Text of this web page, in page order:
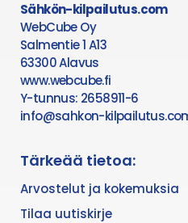
Sähkön-kilpailutus.com
WebCube Oy
Salmentie 1 A13
63300 Alavus
www.webcube.fi
Y-tunnus: 2658911-6
info@sahkon-
Tärkeää tietoa:
Arvostelut ja kokemuksia
Tilaa uutiskirje